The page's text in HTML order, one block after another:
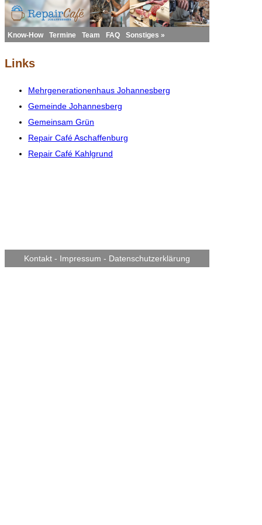
Know-How Termine Team FAQ Sonstiges »
Links
Mehrgenerationenhaus Johannesberg
Gemeinde Johannesberg
Gemeinsam Grün
Repair Café Aschaffenburg
Repair Café Kahlgrund
Kontakt - Impressum - Datenschutzerklärung